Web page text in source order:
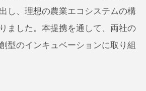
し、理想の農業エコシステムの構
ました。本提携を通して、両社の
型のインキュベーションに取り組